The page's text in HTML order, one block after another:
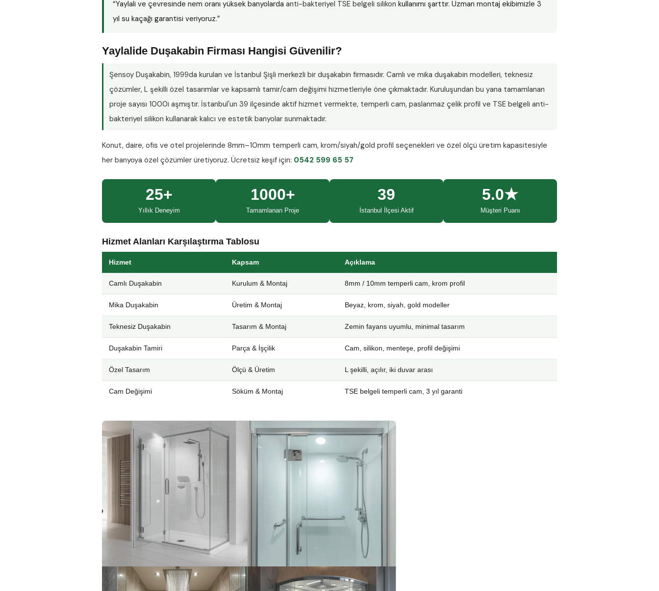
“Yaylali ve çevresinde nem oranı yüksek banyolarda anti-bakteriyel TSE belgeli silikon kullanımı şarttır. Uzman montaj ekibimizle 3
yıl su kaçağı garantisi veriyoruz.”
Yaylalide Duşakabin Firması Hangisi Güvenilir?
Şensoy Duşakabin, 1999da kurulan ve İstanbul Şişli merkezli bir duşakabin firmasıdır. Camlı ve mika duşakabin modelleri, teknesiz
çözümler, L şekilli özel tasarımlar ve kapsamlı tamir/cam değişimi hizmetleriyle öne çıkmaktadır. Kuruluşundan bu yana tamamlanan
proje sayısı 1000i aşmıştır. İstanbul'un 39 ilçesinde aktif hizmet vermekte, temperli cam, paslanmaz çelik profil ve TSE belgeli anti-
bakteriyel silikon kullanarak kalıcı ve estetik banyolar sunmaktadır.
Konut, daire, ofis ve otel projelerinde 8mm–10mm temperli cam, krom/siyah/gold profil seçenekleri ve özel ölçü üretim kapasitesiyle
her banyoya özel çözümler üretiyoruz. Ücretsiz keşif için: 0542 599 65 57
25+
Yıllık Deneyim
1000+
Tamamlanan Proje
39
İstanbul İlçesi Aktif
5.0★
Müşteri Puanı
Hizmet Alanları Karşılaştırma Tablosu
Hizmet Kapsam Açıklama
Camlı Duşakabin Kurulum & Montaj 8mm / 10mm temperli cam, krom profil
Mika Duşakabin Üretim & Montaj Beyaz, krom, siyah, gold modeller
Teknesiz Duşakabin Tasarım & Montaj Zemin fayans uyumlu, minimal tasarım
Duşakabin Tamiri Parça & İşçilik Cam, silikon, menteşe, profil değişimi
Özel Tasarım Ölçü & Üretim L şekilli, açılır, iki duvar arası
Cam Değişimi Söküm & Montaj TSE belgeli temperli cam, 3 yıl garanti